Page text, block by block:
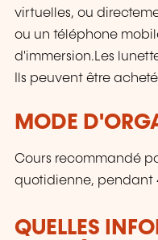
virtuelles, ou
ou un téléphone
d'immersion.Les
Ils peuvent être
MODE
Cours recommandé
quotidienne, pendant
QUELLES